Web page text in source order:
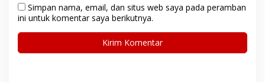
Simpan nama, email, dan situs web saya pada peramban
ini untuk komentar saya berikutnya.